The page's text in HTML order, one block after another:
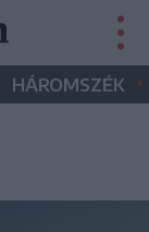
HÁROMSZÉK •